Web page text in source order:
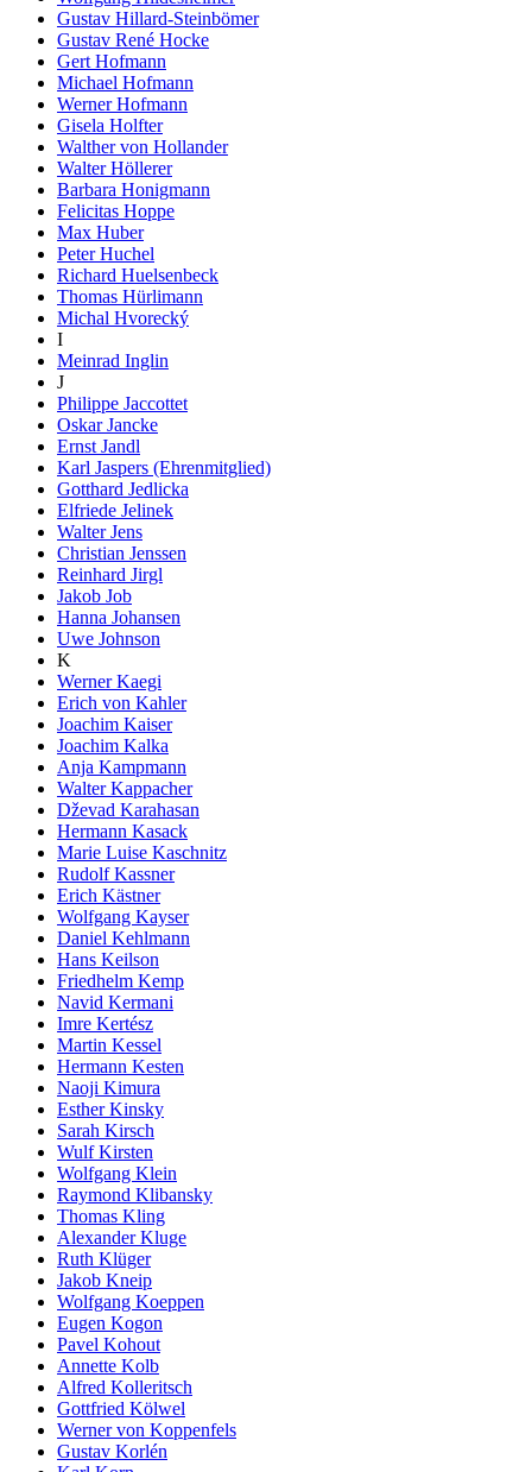
Gustav Hillard-Steinbömer
Gustav René Hocke
Gert Hofmann
Michael Hofmann
Werner Hofmann
Gisela Holfter
Walther von Hollander
Walter Höllerer
Barbara Honigmann
Felicitas Hoppe
Max Huber
Peter Huchel
Richard Huelsenbeck
Thomas Hürlimann
Michal Hvorecký
I
Meinrad Inglin
J
Philippe Jaccottet
Oskar Jancke
Ernst Jandl
Karl Jaspers (Ehrenmitglied)
Gotthard Jedlicka
Elfriede Jelinek
Walter Jens
Christian Jenssen
Reinhard Jirgl
Jakob Job
Hanna Johansen
Uwe Johnson
K
Werner Kaegi
Erich von Kahler
Joachim Kaiser
Joachim Kalka
Anja Kampmann
Walter Kappacher
Dževad Karahasan
Hermann Kasack
Marie Luise Kaschnitz
Rudolf Kassner
Erich Kästner
Wolfgang Kayser
Daniel Kehlmann
Hans Keilson
Friedhelm Kemp
Navid Kermani
Imre Kertész
Martin Kessel
Hermann Kesten
Naoji Kimura
Esther Kinsky
Sarah Kirsch
Wulf Kirsten
Wolfgang Klein
Raymond Klibansky
Thomas Kling
Alexander Kluge
Ruth Klüger
Jakob Kneip
Wolfgang Koeppen
Eugen Kogon
Pavel Kohout
Annette Kolb
Alfred Kolleritsch
Gottfried Kölwel
Werner von Koppenfels
Gustav Korlén